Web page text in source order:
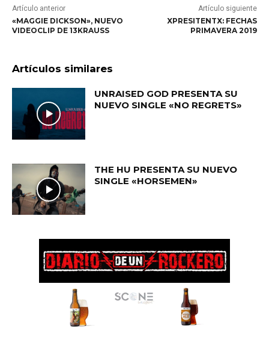
Artículo anterior
«MAGGIE DICKSON», NUEVO
VIDEOCLIP DE 13KRAUSS
Artículo siguiente
XPRESITENTX: FECHAS
PRIMAVERA 2019
Artículos similares
UNRAISED GOD PRESENTA SU
NUEVO SINGLE «NO REGRETS»
THE HU PRESENTA SU NUEVO
SINGLE «HORSEMEN»